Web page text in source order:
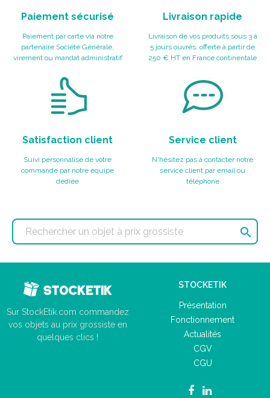
Paiement sécurisé
Paiement par carte via notre
partenaire Société Générale,
virement ou mandat administratif
Livraison rapide
Livraison de vos produits sous 3 à
5 jours ouvrés, offerte à partir de
250 € HT en France continentale
Satisfaction client
Suivi personnalisé de votre
commande par notre équipe
dédiée
Service client
N'hésitez pas à contacter notre
service client par email ou
téléphone

Sur StockEtik.com commandez
vos objets au prix grossiste en
quelques clics !
STOCKETIK
Présentation
Fonctionnement
Actualités
CGV
CGU